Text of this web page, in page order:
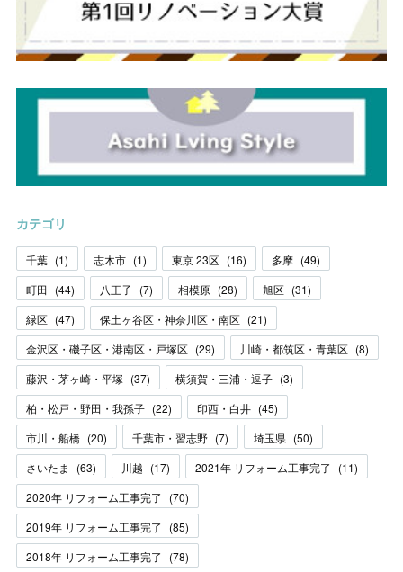
カテゴリ
千葉 (1) 志木市 (1) 東京 23区 (16) 多摩 (49)
町田 (44) 八王子 (7) 相模原 (28) 旭区 (31)
緑区 (47) 保土ヶ谷区・神奈川区・南区 (21)
金沢区・磯子区・港南区・戸塚区 (29) 川崎・都筑区・青葉区 (8)
藤沢・茅ヶ崎・平塚 (37) 横須賀・三浦・逗子 (3)
柏・松戸・野田・我孫子 (22) 印西・白井 (45)
市川・船橋 (20) 千葉市・習志野 (7) 埼玉県 (50)
さいたま
(63) 川越 (17) 2021年 リフォーム工事完了 (11)
2020年 リフォーム工事完了
(70)
2019年 リフォーム工事完了
(85)
2018年 リフォーム工事完了
(78)